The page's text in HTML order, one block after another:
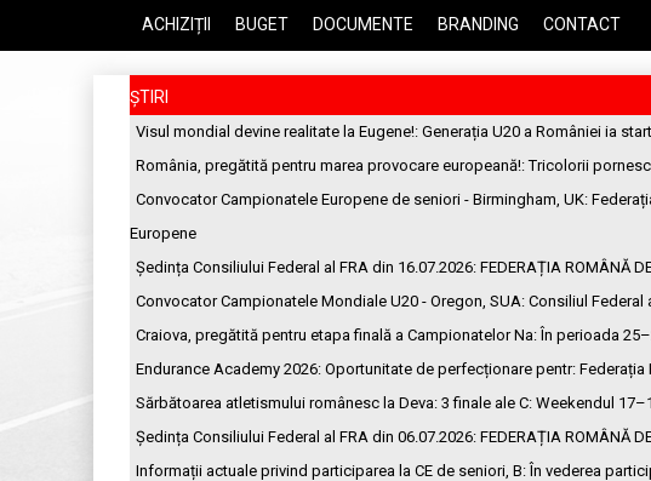
ACHIZIȚII BUGET DOCUMENTE BRANDING CONTACT
ȘTIRI
Visul mondial devine realitate la Eugene!: Generația U20 a României ia
România, pregătită pentru marea provocare europeană!: Tricolorii
Convocator Campionatele Europene de seniori - Birmingham, UK:
Europene
Ședința Consiliului Federal al FRA din 16.07.2026: FEDERAȚIA ROMÂNĂ
Convocator Campionatele Mondiale U20 - Oregon, SUA: Consiliul
Craiova, pregătită pentru etapa finală a Campionatelor Na: În perioada
Endurance Academy 2026: Oportunitate de perfecționare pentr:
Sărbătoarea atletismului românesc la Deva: 3 finale ale C: Weekendul
Ședința Consiliului Federal al FRA din 06.07.2026: FEDERAȚIA ROMÂNĂ
Informații actuale privind participarea la CE de seniori, B: În vederea